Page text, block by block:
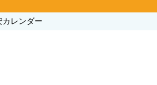
カレンダー